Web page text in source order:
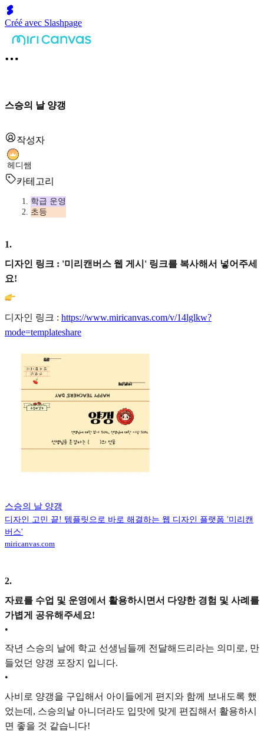
Créé avec Slashpage
스승의 날 양갱
작성자
헤디쌤
카테고리
학급 운영
초등
1.
디자인 링크 : '미리캔버스 웹 게시' 링크를 복사해서 넣어주세
요!
디자인 링크 : https://www.miricanvas.com/v/14lglkw?
mode=templateshare
스승의 날 양갱
디자인 고민 끝! 템플릿으로 바로 해결하는 웹 디자인 플랫폼 '미리캔
버스'
miricanvas.com
2.
자료를 수업 및 운영에서 활용하시면서 다양한 경험 및 사례를
가볍게 공유해주세요!
•
작년 스승의 날에 학교 선생님들께 전달해드리라는 의미로, 만
들었던 양갱 포장지 입니다.
•
사비로 양갱을 구입해서 아이들에게 편지와 함께 보내도록 했
었는데, 스승의날 아니더라도 입맛에 맞게 편집해서 활용하시
면 좋을 것 같습니다!